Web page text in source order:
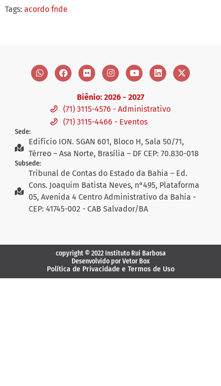
Tags: acordo fnde
Biênio: 2026 - 2027
(71) 3115-4576 - Administrativo
(71) 3115-4466 - Eventos
Sede:
Edifício ION. SGAN 601, Bloco H, Sala 50/71,
Térreo – Asa Norte, Brasília – DF CEP: 70.830-018
Subsede:
Tribunal de Contas do Estado da Bahia – Ed.
Cons. Joaquim Batista Neves, n°495, Plataforma
05, Avenida 4 Centro Administrativo da Bahia -
CEP: 41745-002 - CAB Salvador/BA
copyright © 2022 Instituto Rui Barbosa
Desenvolvido por Vetor Box
Política de Privacidade e Termos de Uso